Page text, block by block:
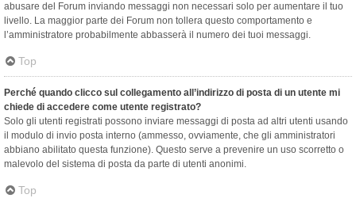
abusare del Forum inviando messaggi non necessari solo per aumentare il tuo
livello. La maggior parte dei Forum non tollera questo comportamento e
l’amministratore probabilmente abbasserà il numero dei tuoi messaggi.
Top
Perché quando clicco sul collegamento all’indirizzo di posta di un utente mi
chiede di accedere come utente registrato?
Solo gli utenti registrati possono inviare messaggi di posta ad altri utenti usando
il modulo di invio posta interno (ammesso, ovviamente, che gli amministratori
abbiano abilitato questa funzione). Questo serve a prevenire un uso scorretto o
malevolo del sistema di posta da parte di utenti anonimi.
Top